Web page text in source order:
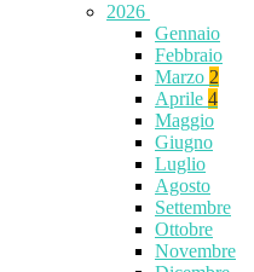
2026
Gennaio
Febbraio
Marzo 2
Aprile 4
Maggio
Giugno
Luglio
Agosto
Settembre
Ottobre
Novembre